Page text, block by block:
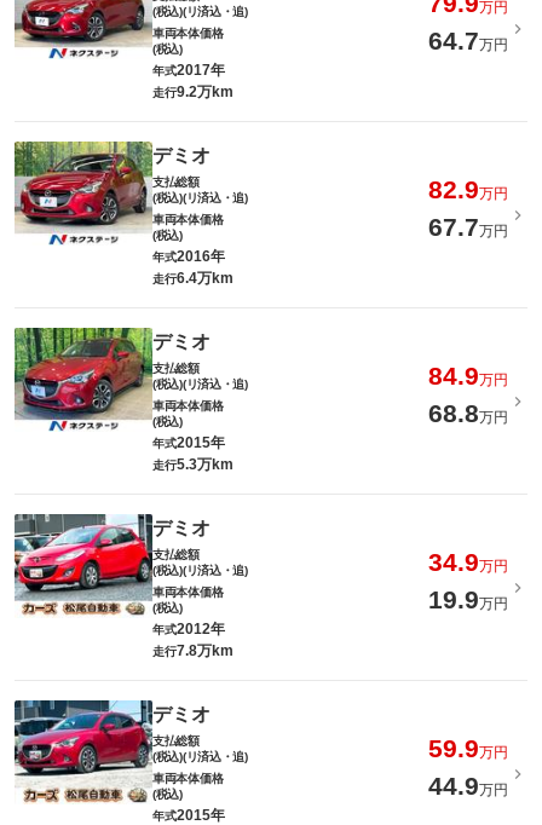
(税込)(リ済込・追)
万円
車両本体価格
(税込)
64.7万円
年式2017年
走行9.2万km
デミオ
支払総額
(税込)(リ済込・追)
82.9万円
車両本体価格
(税込)
67.7万円
年式2016年
走行6.4万km
デミオ
支払総額
(税込)(リ済込・追)
84.9万円
車両本体価格
(税込)
68.8万円
年式2015年
走行5.3万km
デミオ
支払総額
(税込)(リ済込・追)
34.9万円
車両本体価格
(税込)
19.9万円
年式2012年
走行7.8万km
デミオ
支払総額
(税込)(リ済込・追)
59.9万円
車両本体価格
(税込)
44.9万円
年式2015年